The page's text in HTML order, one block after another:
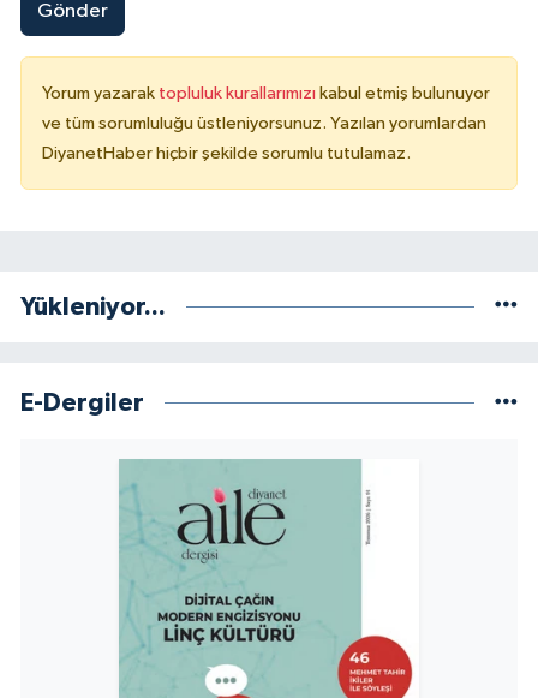
Gönder
Yorum yazarak topluluk kurallarımızı kabul etmiş bulunuyor
ve tüm sorumluluğu üstleniyorsunuz. Yazılan yorumlardan
DiyanetHaber hiçbir şekilde sorumlu tutulamaz.
Yükleniyor...
E-Dergiler
Muğla Müftülüğü
Nevşehir Müftülüğü
Niğde Müftülüğü
Osmaniye Müftülüğü
Samsun Müftülüğü
Siirt Müftülüğü
Sinop Müftülüğü
Sivas Müftülüğü